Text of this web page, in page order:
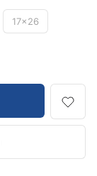
17x26